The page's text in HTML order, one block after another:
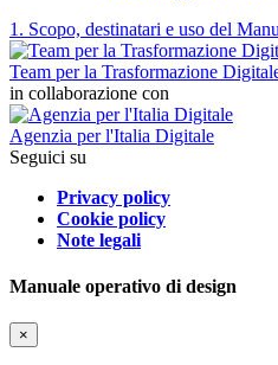
1. Scopo, destinatari e uso del
Team per la Trasformazione
in collaborazione con
Agenzia per l'Italia Digitale
Seguici su
Privacy policy
Cookie policy
Note legali
Manuale operativo di design
×